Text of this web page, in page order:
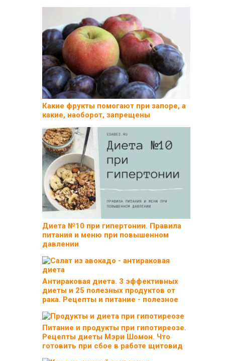
Какие фрукты помогают при запоре, а
какие, наоборот, запрещены
Диета №10 при гипертонии. Правила
питания и меню при повышенном
давлении
Антираковая диета. 3 эффективных
диеты и 25 полезных продуктов от
рака. Рецепты и питание - полезное
Питание и продукты при гипотиреозе.
Рецепты диеты Мэри Шомон. Что
готовить при сбое в работе щитовид